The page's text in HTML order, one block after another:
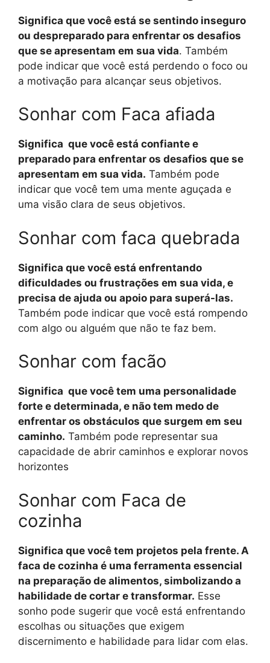
Significa que você está se sentindo inseguro
ou despreparado para enfrentar os desafios
que se apresentam em sua vida. Também
pode indicar que você está perdendo o foco ou
a motivação para alcançar seus objetivos.
Sonhar com Faca afiada
Significa que você está confiante e
preparado para enfrentar os desafios que se
apresentam em sua vida. Também pode
indicar que você tem uma mente aguçada e
uma visão clara de seus objetivos.
Sonhar com faca quebrada
Significa que você está enfrentando
dificuldades ou frustrações em sua vida, e
precisa de ajuda ou apoio para superá-las.
Também pode indicar que você está rompendo
com algo ou alguém que não te faz bem.
Sonhar com facão
Significa que você tem uma personalidade
forte e determinada, e não tem medo de
enfrentar os obstáculos que surgem em seu
caminho. Também pode representar sua
capacidade de abrir caminhos e explorar novos
horizontes
Sonhar com Faca de
cozinha
Significa que você tem projetos pela frente. A
faca de cozinha é uma ferramenta essencial
na preparação de alimentos, simbolizando a
habilidade de cortar e transformar. Esse
sonho pode sugerir que você está enfrentando
escolhas ou situações que exigem
discernimento e habilidade para lidar com elas.